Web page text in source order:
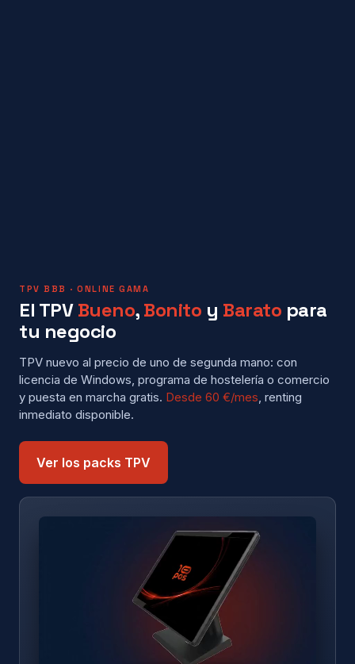
TPV BBB · ONLINE GAMA
El TPVBueno,Bonito y Barato para
tu negocio
TPV nuevo al precio de uno de segunda mano: con
licencia de Windows, programa de hostelería o comercio
y puesta en marcha gratis. Desde 60 €/mes , renting
inmediato disponible.
Ver los packs TPV